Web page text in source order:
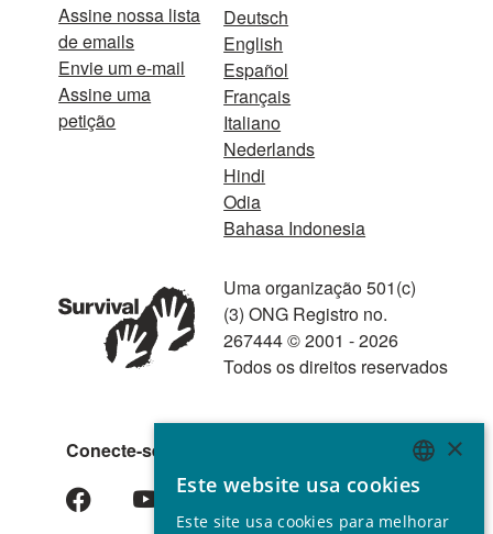
Assine nossa lista
de emails
Envie um e-mail
Assine uma
petição
Deutsch
English
Español
Français
Italiano
Nederlands
Hindi
Odia
Bahasa Indonesia
Conecte-se conosco
Uma organização 501(c)
(3) ONG Registro no.
267444 © 2001 - 2026
Todos os direitos reservados
ENGLISH
GERMAN
×
Este website usa cookies
Este site usa cookies para melhorar